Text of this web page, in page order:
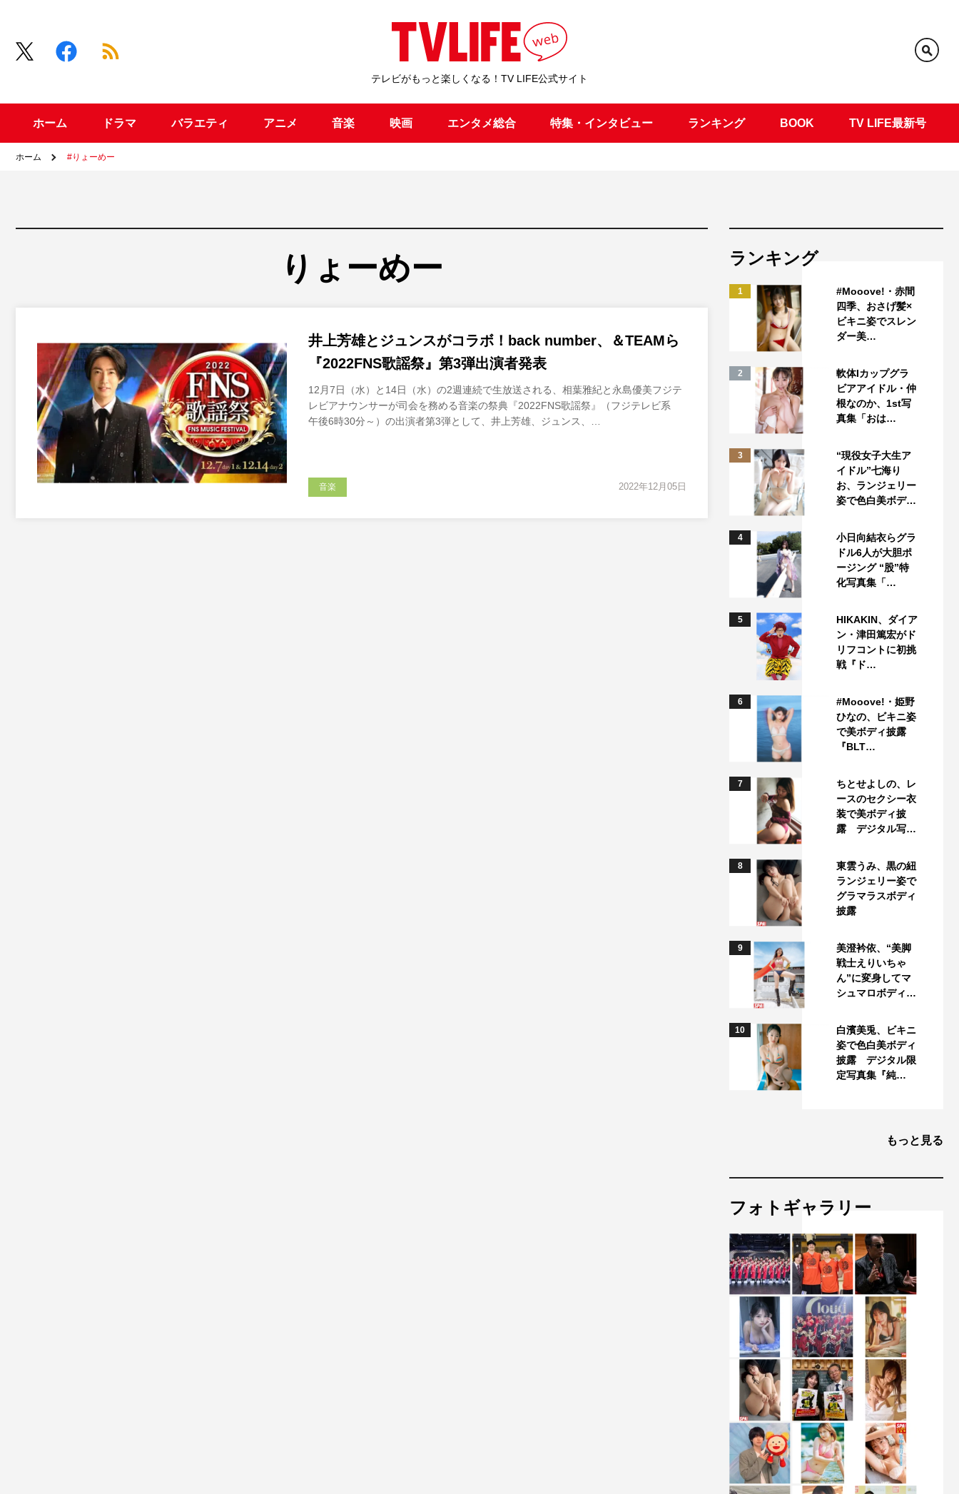
テレビがもっと楽しくなる！TV LIFE公式サイト
ホーム ドラマ バラエティ アニメ 音楽 映画 エンタメ総合 特集・インタビュー ランキング BOOK TV LIFE最新号
ホーム #りょーめー
りょーめー
井上芳雄とジュンスがコラボ！back number、＆TEAMら
『2022FNS歌謡祭』第3弾出演者発表
12月7日（水）と14日（水）の2週連続で生放送される、相葉雅紀と永島優美フジテ
レビアナウンサーが司会を務める音楽の祭典『2022FNS歌謡祭』（フジテレビ系
午後6時30分～）の出演者第3弾として、井上芳雄、ジュンス、…
2022年12月05日
音楽
ランキング
1
#Mooove!・赤間
四季、おさげ髪×
ビキニ姿でスレン
ダー美…
2
軟体Iカップグラ
ビアアイドル・仲
根なのか、1st写
真集「おは…
3
“現役女子大生ア
イドル”七海り
お、ランジェリー
姿で色白美ボデ…
4
小日向結衣らグラ
ドル6人が大胆ポ
ージング “股”特
化写真集「…
5
HIKAKIN、ダイア
ン・津田篤宏がド
リフコントに初挑
戦『ド…
6
#Mooove!・姫野
ひなの、ビキニ姿
で美ボディ披露
『BLT…
7
ちとせよしの、レ
ースのセクシー衣
装で美ボディ披
露 デジタル写…
8
東雲うみ、黒の紐
ランジェリー姿で
グラマラスボディ
披露
9
美澄衿依、“美脚
戦士えりいちゃ
ん”に変身してマ
シュマロボディ…
10
白濱美兎、ビキニ
姿で色白美ボディ
披露 デジタル限
定写真集『純…
もっと見る
フォトギャラリー